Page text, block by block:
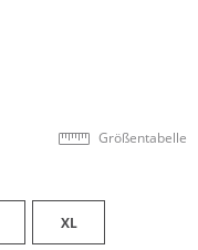
Größentabelle
XL